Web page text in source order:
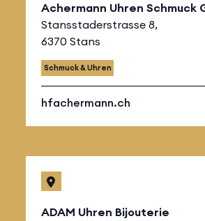
Achermann Uhren Schmuck
Stansstaderstrasse 8,
6370 Stans
Schmuck & Uhren
hfachermann.ch
ADAM Uhren Bijouterie